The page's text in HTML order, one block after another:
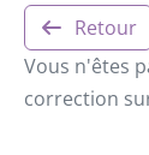
Retour
Vous n'êtes
correction